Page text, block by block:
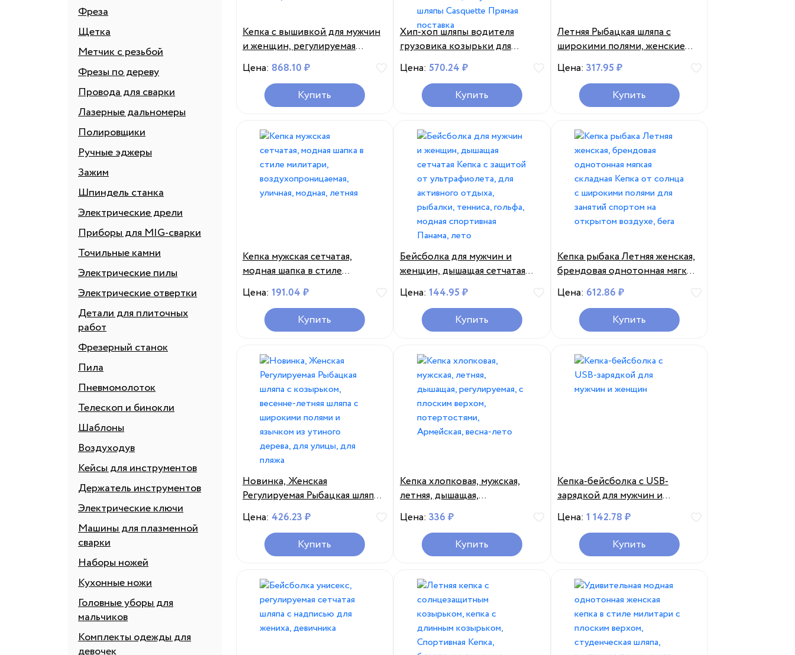
Фреза
Щетка
Метчик с резьбой
Фрезы по дереву
Провода для сварки
Лазерные дальномеры
Полировщики
Ручные эджеры
Зажим
Шпиндель станка
Электрические дрели
Приборы для MIG-сварки
Точильные камни
Электрические пилы
Электрические отвертки
Детали для плиточных
работ
Фрезерный станок
Пила
Пневмомолоток
Телескоп и бинокли
Шаблоны
Воздуходув
Кейсы для инструментов
Держатель инструментов
Электрические ключи
Машины для плазменной
сварки
Наборы ножей
Кухонные ножи
Головные уборы для
мальчиков
Комплекты одежды для
девочек
Кепка с вышивкой для мужчин
и женщин, регулируемая
бейсболка в стиле хип-хоп
для занятий спортом на
открытом воздухе, весна-
лето, 2023
Цена: 868.10 ₽
Купить
Хип-хоп шляпы водителя
грузовика козырьки для
женщин и мужчин Snapback
бейсбольная кепка
регулируемая винтажная
железная цепь уличные шляпы
Цена: 570.24 ₽
Купить
Летняя Рыбацкая шляпа с
широкими полями, женские
складные солнцезащитные
козырьки, Кепка для рыбалки,
женская панама, шляпа
Цена: 317.95 ₽
Купить
Кепка мужская сетчатая,
модная шапка в стиле
милитари,
воздухопроницаемая, уличная,
модная, летняя
Цена: 191.04 ₽
Купить
Бейсболка для мужчин и
женщин, дышащая сетчатая
Кепка с защитой от
ультрафиолета, для активного
отдыха, рыбалки, тенниса,
гольфа, модная спортивная
Цена: 144.95 ₽
Купить
Кепка рыбака Летняя женская,
брендовая однотонная мягкая
складная Кепка от солнца с
широкими полями для занятий
спортом на открытом
воздухе, бега
Цена: 612.86 ₽
Купить
Новинка, Женская
Регулируемая Рыбацкая шляпа
с козырьком, весенне-летняя
шляпа с широкими полями и
язычком из утиного дерева,
для улицы, для пляжа
Цена: 426.23 ₽
Купить
Кепка хлопковая, мужская,
летняя, дышащая,
регулируемая, с плоским
верхом, потертостями,
Армейская, весна-лето
Цена: 336 ₽
Купить
Кепка-бейсболка с USB-
зарядкой для мужчин и
женщин
Цена: 1 142.78 ₽
Купить